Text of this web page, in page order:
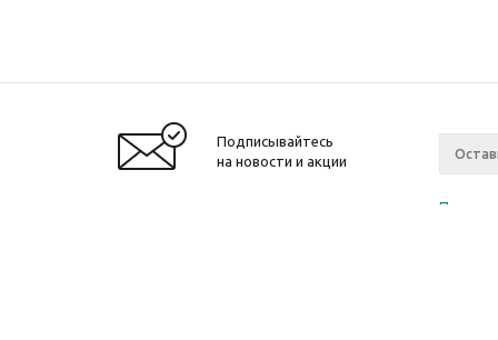
Подписывайтесь
на новости и акции